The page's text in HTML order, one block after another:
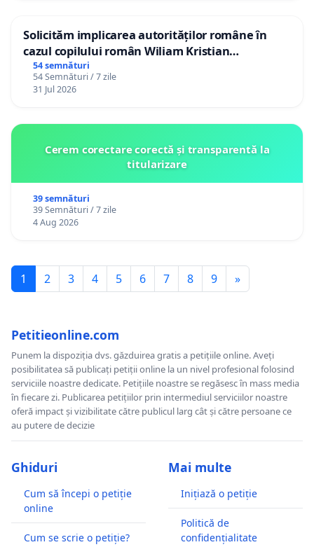
Solicităm implicarea autorităților române în
cazul copilului român Wiliam Kristian
Gheorghe, aflat în plasament în Danemarca de
12 ani
54 semnături
54 Semnături / 7 zile
31 Jul 2026
Cerem corectare corectă și transparentă la
titularizare
39 semnături
39 Semnături / 7 zile
4 Aug 2026
1 2 3 4 5 6 7 8 9 »
Petitieonline.com
Punem la dispoziția dvs. găzduirea gratis a petițiile online. Aveți
posibilitatea să publicați petiții online la un nivel profesional folosind
serviciile noastre dedicate. Petițiile noastre se regăsesc în mass media
în fiecare zi. Publicarea petițiilor prin intermediul serviciilor noastre
oferă impact și vizibilitate către publicul larg cât și către persoane ce
au putere de decizie
Ghiduri
Cum să începi o petiție
online
Cum se scrie o petiție?
Mai multe
Inițiază o petiție
Politică de
confidențialitate